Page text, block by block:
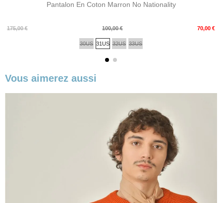
Pantalon En Coton Marron No Nationality
175,00 €
Prix
100,00 € 70,00 €
Prix
30US 31US 32US 33US
Vous aimerez aussi